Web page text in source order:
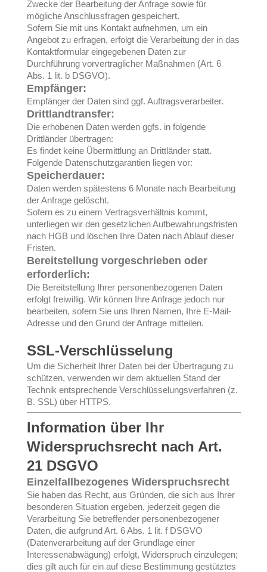
Zwecke der Bearbeitung der Anfrage sowie für
mögliche Anschlussfragen gespeichert.
Sofern Sie mit uns Kontakt aufnehmen, um ein
Angebot zu erfragen, erfolgt die Verarbeitung der in das
Kontaktformular eingegebenen Daten zur
Durchführung vorvertraglicher Maßnahmen (Art. 6
Abs. 1 lit. b DSGVO).
Empfänger:
Empfänger der Daten sind ggf. Auftragsverarbeiter.
Drittlandtransfer:
Die erhobenen Daten werden ggfs. in folgende
Drittländer übertragen:
Es findet keine Übermittlung an Drittländer statt.
Folgende Datenschutzgarantien liegen vor:
Speicherdauer:
Daten werden spätestens 6 Monate nach Bearbeitung
der Anfrage gelöscht.
Sofern es zu einem Vertragsverhältnis kommt,
unterliegen wir den gesetzlichen Aufbewahrungsfristen
nach HGB und löschen Ihre Daten nach Ablauf dieser
Fristen.
Bereitstellung vorgeschrieben oder
erforderlich:
Die Bereitstellung Ihrer personenbezogenen Daten
erfolgt freiwillig. Wir können Ihre Anfrage jedoch nur
bearbeiten, sofern Sie uns Ihren Namen, Ihre E-Mail-
Adresse und den Grund der Anfrage mitteilen.
SSL-Verschlüsselung
Um die Sicherheit Ihrer Daten bei der Übertragung zu
schützen, verwenden wir dem aktuellen Stand der
Technik entsprechende Verschlüsselungsverfahren (z.
B. SSL) über HTTPS.
Information über Ihr
Widerspruchsrecht nach Art.
21 DSGVO
Einzelfallbezogenes Widerspruchsrecht
Sie haben das Recht, aus Gründen, die sich aus Ihrer
besonderen Situation ergeben, jederzeit gegen die
Verarbeitung Sie betreffender personenbezogener
Daten, die aufgrund Art. 6 Abs. 1 lit. f DSGVO
(Datenverarbeitung auf der Grundlage einer
Interessenabwägung) erfolgt, Widerspruch einzulegen;
dies gilt auch für ein auf diese Bestimmung gestütztes